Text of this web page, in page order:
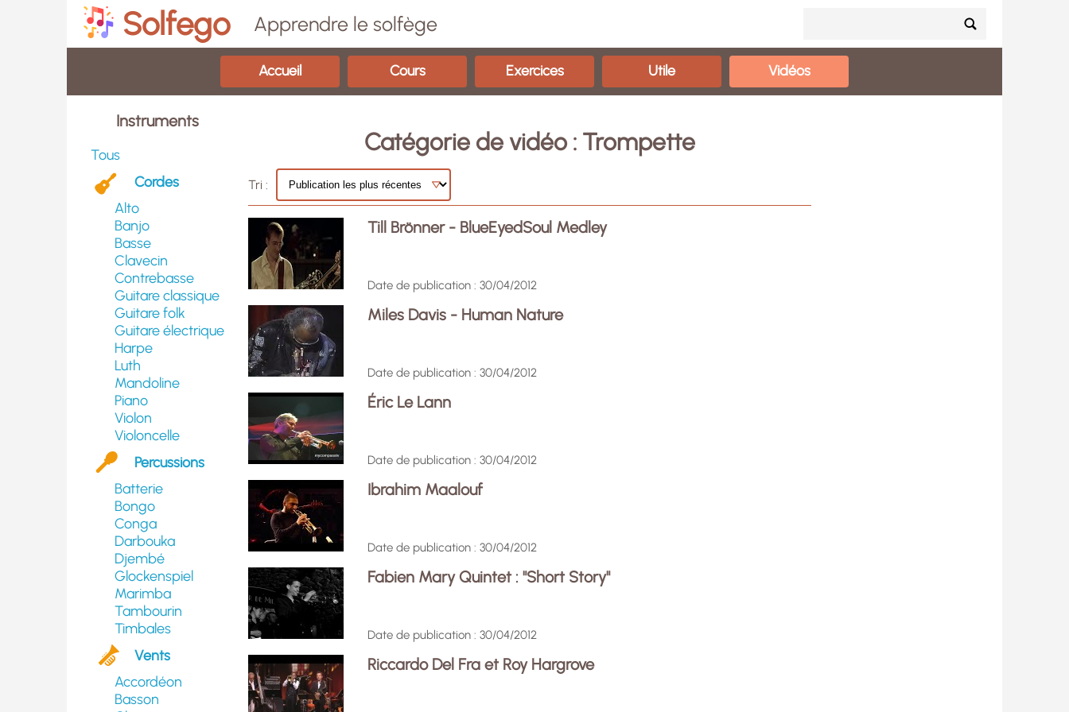
Solfego Apprendre le solfège
Accueil Cours Exercices Utile Vidéos
Instruments
Tous
Cordes
Alto
Banjo
Basse
Clavecin
Contrebasse
Guitare classique
Guitare folk
Guitare électrique
Harpe
Luth
Mandoline
Piano
Violon
Violoncelle
Percussions
Batterie
Bongo
Conga
Darbouka
Djembé
Glockenspiel
Marimba
Tambourin
Timbales
Vents
Accordéon
Basson
Catégorie de vidéo : Trompette
Tri :
Till Brönner - BlueEyedSoul Medley
Date de publication : 30/04/2012
Miles Davis - Human Nature
Date de publication : 30/04/2012
Éric Le Lann
Date de publication : 30/04/2012
Ibrahim Maalouf
Date de publication : 30/04/2012
Fabien Mary Quintet : "Short Story"
Date de publication : 30/04/2012
Riccardo Del Fra et Roy Hargrove